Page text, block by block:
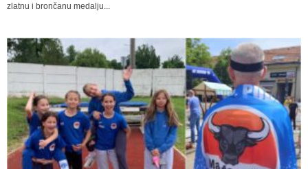
zlatnu i brončanu medalju...